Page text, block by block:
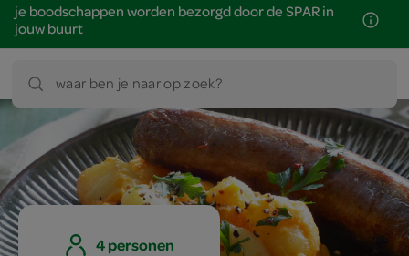
je boodschappen worden bezorgd door de SPAR in
jouw buurt
waar ben je naar op zoek?
4 personen